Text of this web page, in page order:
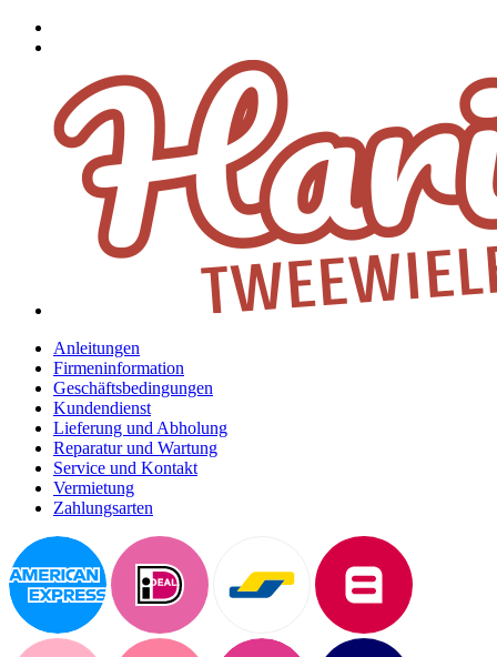
Anleitungen
Firmeninformation
Geschäftsbedingungen
Kundendienst
Lieferung und Abholung
Reparatur und Wartung
Service und Kontakt
Vermietung
Zahlungsarten